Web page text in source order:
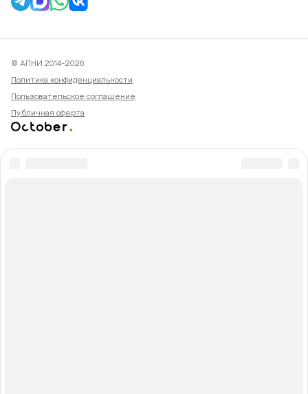
© АПНИ 2014-2026
Политика конфиденциальности
Пользовательское соглашение
Публичная оферта